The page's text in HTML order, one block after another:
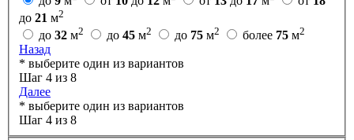
до 21 м2
до 32 м2 до 45 м2 до 75 м2 более 75 м2
Назад
* выберите один из вариантов
Шаг 4 из 8
Далее
* выберите один из вариантов
Шаг 4 из 8